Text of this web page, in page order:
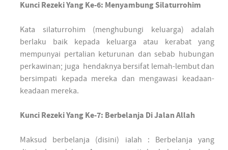
Kunci Rezeki Yang Ke-6: Menyambung Silaturrohim
Kata silaturrohim (menghubungi keluarga) adalah
berlaku baik kepada keluarga atau kerabat yang
mempunyai pertalian keturunan dan sebab hubungan
perkawinan; juga hendaknya bersifat lemah-lembut dan
bersimpati kepada mereka dan mengawasi keadaan-
keadaan mereka.
Kunci Rezeki Yang Ke-7: Berbelanja Di Jalan Allah
Maksud berbelanja (disini) ialah : Berbelanja yang